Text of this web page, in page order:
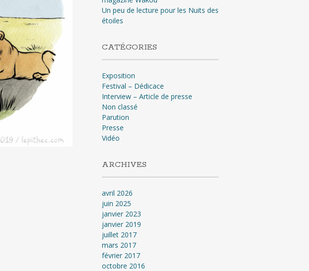
Un peu de lecture pour les Nuits des
étoiles
CATÉGORIES
Exposition
Festival – Dédicace
Interview – Article de presse
Non classé
Parution
Presse
Vidéo
ARCHIVES
avril 2026
juin 2025
janvier 2023
janvier 2019
juillet 2017
mars 2017
février 2017
octobre 2016